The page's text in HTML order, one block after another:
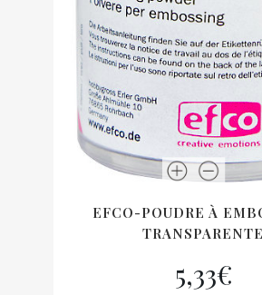
EFCO-POUDRE À
TRANSPARENTE
5,33€